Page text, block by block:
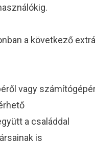
a következő
vagy
a családdal
is